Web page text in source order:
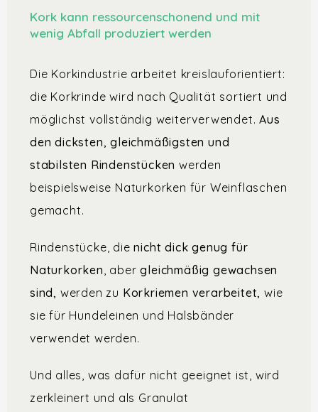
Kork kann ressourcenschonend und mit
wenig Abfall produziert werden
Die Korkindustrie arbeitet kreislauforientiert:
die Korkrinde wird nach Qualität sortiert und
möglichst vollständig weiterverwendet.Aus
den dicksten, gleichmäßigsten und
stabilsten Rindenstücken werden
beispielsweise Naturkorken für Weinflaschen
gemacht.
Rindenstücke, dienicht dick genug für
Naturkorken , abergleichmäßig gewachsen
sind, werden zu Korkriemen verarbeitet, wie
sie für Hundeleinen und Halsbänder
verwendet werden.
Und alles, was dafür nicht geeignet ist, wird
zerkleinert und als Granulat